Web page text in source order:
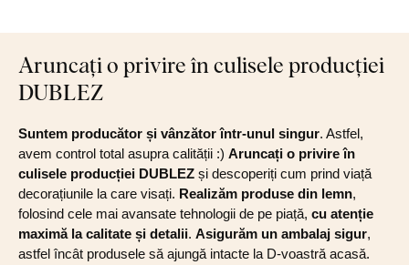
Aruncați o privire în culisele producției
DUBLEZ
Suntem producător și vânzător într-unul singur. Astfel,
avem control total asupra calității :) Aruncați o privire în
culisele producției DUBLEZ și descoperiți cum prind viață
decorațiunile la care visați. Realizăm produse din lemn,
folosind cele mai avansate tehnologii de pe piață, cu atenție
maximă la calitate și detalii. Asigurăm un ambalaj sigur,
astfel încât produsele să ajungă intacte la D-voastră acasă.